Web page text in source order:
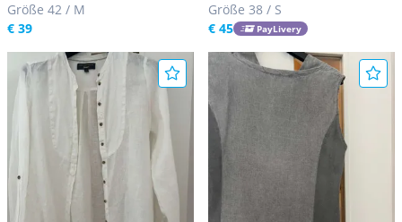
Altrosa,100%Lein
Größe 42 / M
€ 39
Stickerei 100 % Leine / Hippie /
Boho / Bohemian / Damen
Damen Trachtenbluse
Größe 38 / S
€ 45
PayLivery